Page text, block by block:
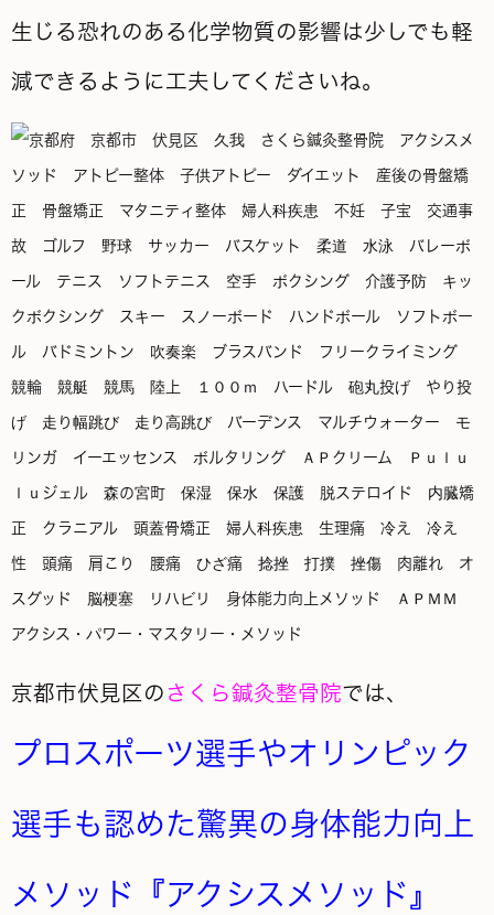
生じる恐れのある化学物質の影響は少しでも軽
減できるように工夫してくださいね。
京都市伏見区の さくら鍼灸整骨院では、
プロスポーツ選手やオリンピック
選手も認めた驚異の身体能力向上
メソッド『アクシスメソッド』